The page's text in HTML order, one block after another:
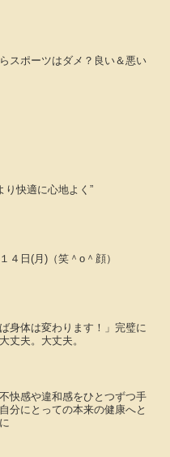
スポーツはダメ？良い＆悪い
り快適に心地よく”
４日(月)（笑＾o＾顔）
身体は変わります！」完璧に
丈夫。大丈夫。
快感や違和感をひとつずつ手
分にとっての本来の健康へと